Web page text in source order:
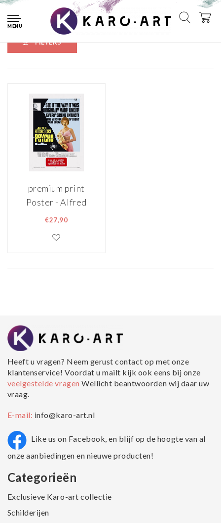
MENU
Merken premium print
FILTERS
premium print
Poster - Alfred
Hitchcock's
Filmposter,
€27,90
Heeft u vragen? Neem gerust contact op met onze
klantenservice! Voordat u mailt kijk ook eens bij onze
veelgestelde vragenWellicht beantwoorden wij daar uw
vraag.
E-mail: info@karo-art.nl
Like us on Facebook, en blijf op de hoogte van al
onze aanbiedingen en nieuwe producten!
Categorieën
Exclusieve Karo-art collectie
Schilderijen